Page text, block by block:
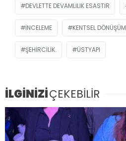
DEVLETTE DEVAMLILIK ESASTIR
INCELEME KENTSEL DÖNÜŞÜM
ŞEHIRCILIK. ÜSTYAPI
İLGİNİZİÇEKEBİLİR